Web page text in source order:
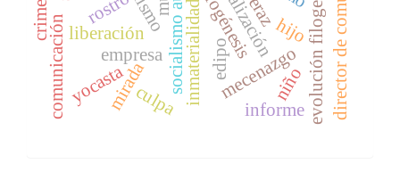
evolución filogenética
inmaterialidad
liberación
comunicación empresa mecenazgo
mirada informe
edipo
yocasta
hijo
crimen
culpa niño